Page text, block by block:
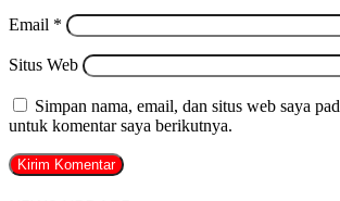
Email *
Situs Web
Simpan nama, email, dan situs web saya
untuk komentar saya berikutnya.